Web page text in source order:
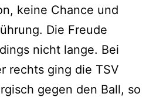
keine Chance und
Die Freude
nicht lange. Bei
rechts ging die TSV
gegen den Ball, so